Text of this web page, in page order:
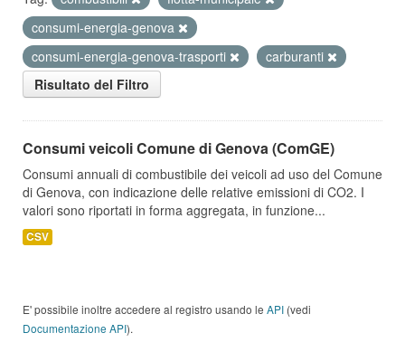
consumi-energia-genova
consumi-energia-genova-trasporti
carburanti
Risultato del Filtro
Consumi veicoli Comune di Genova (ComGE)
Consumi annuali di combustibile dei veicoli ad uso del Comune
di Genova, con indicazione delle relative emissioni di CO2. I
valori sono riportati in forma aggregata, in funzione...
CSV
E' possibile inoltre accedere al registro usando le API (vedi
Documentazione API).